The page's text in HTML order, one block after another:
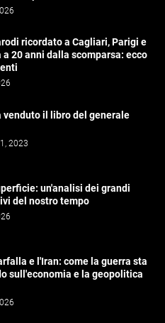
ricordato a Cagliari, Parigi e
a 20 anni dalla scomparsa: ecco
venduto il libro del generale
2023
un'analisi dei grandi
del nostro tempo
e l'Iran: come la guerra sta
sull'economia e la geopolitica